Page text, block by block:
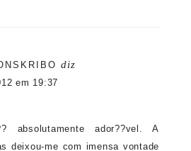
diz
em 19:37
absolutamente ador??vel. A
deixou-me com imensa vontade